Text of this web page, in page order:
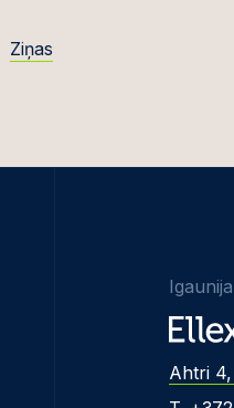
Ziņas
Igaunija
Ahtri